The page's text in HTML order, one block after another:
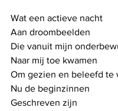
Wat een actieve nacht
Aan droombeelden
Die vanuit mijn
Naar mij toe kwamen
Om gezien en beleefd te
Nu de beginzinnen
Geschreven zijn